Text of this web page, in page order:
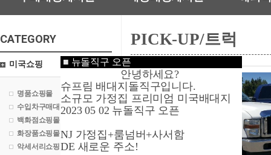
■ 뉴돌직구 오픈
안녕하세요?
슈프림 배대지돌직구입니다.
소규모 가정집 프리미엄 미국배대지
2023 05 02 뉴돌직구 오픈
NJ 가정집+룸넘버+사서함
DE 새로운 주소!
CATEGORY
미국쇼핑
명품쇼핑몰
수입차구매대행
백화점쇼핑몰
화장품쇼핑몰
악세서리쇼핑몰
PICK-UP/트럭